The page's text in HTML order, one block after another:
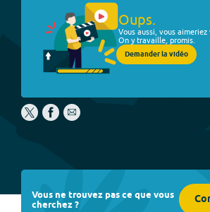
Oups.
Vous aussi, vous
On y travaille, promis.
Demander la vidéo
Vous ne trouvez pas ce que vous
cherchez ?